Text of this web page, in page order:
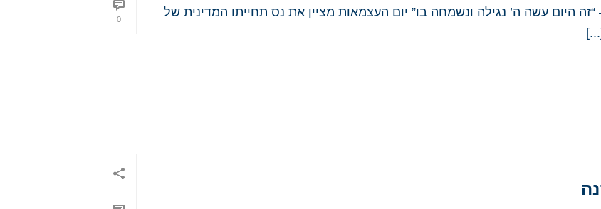
0
היום עשה ה’ נגילה ונשמחה בו” יום העצמאות מציין את נס תחייתו המדינית של